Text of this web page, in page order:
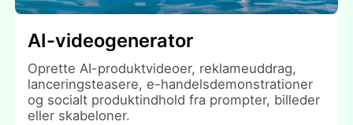
AI-videogenerator
Oprette AI-produktvideoer, reklameuddrag,
lanceringsteasere, e-handelsdemonstrationer
og socialt produktindhold fra prompter, billeder
eller skabeloner.